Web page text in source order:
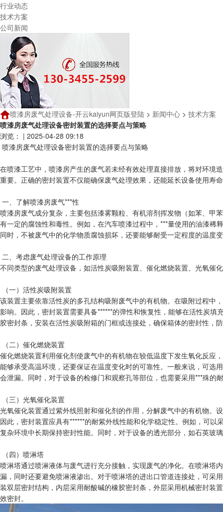
行业动态
技术方案
公司新闻
喷漆房废气处理设备-开云kaiyun网页版登陆 > 新闻中心 > 技术方案
喷漆房废气处理设备密封装置的选择要点与策略
浏览： | 2025-04-28 09:18
喷漆房废气处理设备密封装置的选择要点与策略
在喷漆工艺中，喷漆房产生的废气若未经有效处理直接排放，将对环境
重要。正确的密封装置不仅能确保废气处理效果，还能延长设备使用寿
一、了解喷漆房废气***性
喷漆房废气成分复杂，主要包括漆雾颗粒、有机溶剂挥发物（如苯、甲
有一定的腐蚀性和毒性。例如，在汽车喷漆过程中，***量使用的油漆
同时，不被废气中的化学物质腐蚀损坏，还要能够耐受一定程度的温度
二、考虑废气处理设备的工作原理
不同类型的废气处理设备，如活性炭吸附装置、催化燃烧装置、光氧催
（一）活性炭吸附装置
该装置主要依靠活性炭的多孔结构吸附废气中的有机物。在吸附过程中
影响。因此，密封装置需要具备******的弹性和恢复性，能够在活性炭
胶密封条，安装在活性炭吸附箱的门框或连接处，确保箱体的密封性，
（二）催化燃烧装置
催化燃烧装置利用催化剂使废气中的有机物在较低温度下发生氧化反应
能够承受高温环境，还要保证在温度变化时的可靠性。一般来说，可选
会泄漏。同时，对于设备的检修门和观察孔等部位，也需要采用***殊
（三）光氧催化装置
光氧催化装置通过紫外线照射和催化剂的作用，分解废气中的有机物。
因此，密封装置应具有******的耐紫外线性能和化学稳定性。例如，可
复杂环境中长期保持密封性能。同时，对于设备的透光部分，如石英玻
（四）喷淋塔
喷淋塔通过喷淋液体与废气进行充分接触，实现废气的净化。在喷淋塔
漏，同时还要避免喷淋液渗出。对于喷淋塔的进出口管道连接处，可采
装双层密封结构，内层采用耐酸碱的橡胶密封条，外层采用机械密封装
效密封。